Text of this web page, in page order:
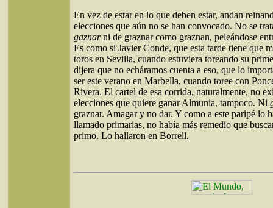
En vez de estar en lo que deben estar, andan
elecciones que aún no se han convocado. No se
gaznarni de graznar como graznan, peleándose
Es como si Javier Conde, que esta tarde tiene que
toros en Sevilla, cuando estuviera toreando su
dijera que no echáramos cuenta a eso, que lo
ser este verano en Marbella, cuando toree con
Rivera. El cartel de esa corrida, naturalmente, no
elecciones que quiere ganar Almunia, tampoco. Ni
graznar. Amagar y no dar. Y como a este paripé lo
llamado primarias, no había más remedio que
primo. Lo hallaron en Borrell.